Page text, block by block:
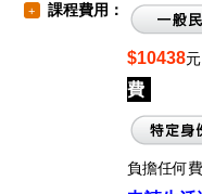
+ 課程費用：
$10438元
費
負擔任何